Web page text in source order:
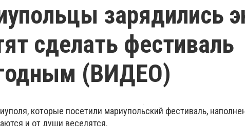
зарядились
сделать фестиваль
(ВИДЕО)
которые посетили мариупольский фестиваль,
и от души веселятся.